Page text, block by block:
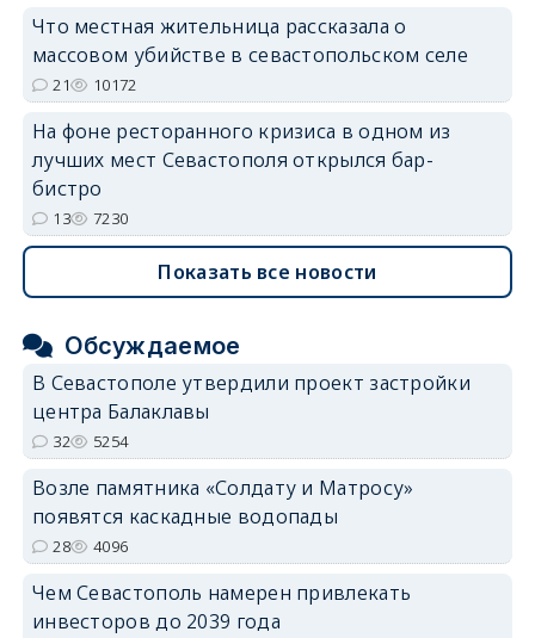
Что местная жительница рассказала о
массовом убийстве в севастопольском селе
21 10172
На фоне ресторанного кризиса в одном из
лучших мест Севастополя открылся бар-
бистро
13 7230
Показать все новости
Обсуждаемое
В Севастополе утвердили проект застройки
центра Балаклавы
32 5254
Возле памятника «Солдату и Матросу»
появятся каскадные водопады
28 4096
Чем Севастополь намерен привлекать
инвесторов до 2039 года